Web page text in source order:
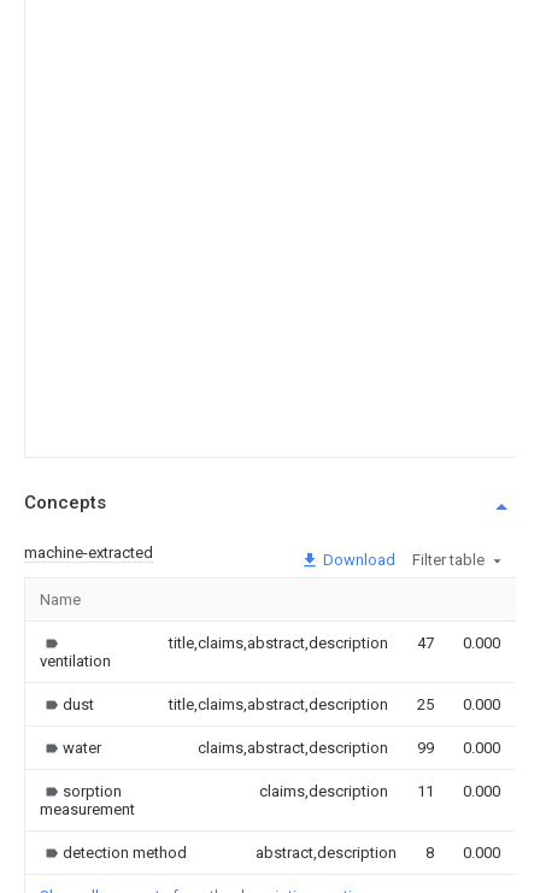
Concepts
machine-extracted Download Filter table
Name
ventilation
title,claims,abstract,description 47 0.000
dust title,claims,abstract,description 25 0.000
water claims,abstract,description 99 0.000
sorption
measurement
claims,description 11 0.000
detection method abstract,description 8 0.000